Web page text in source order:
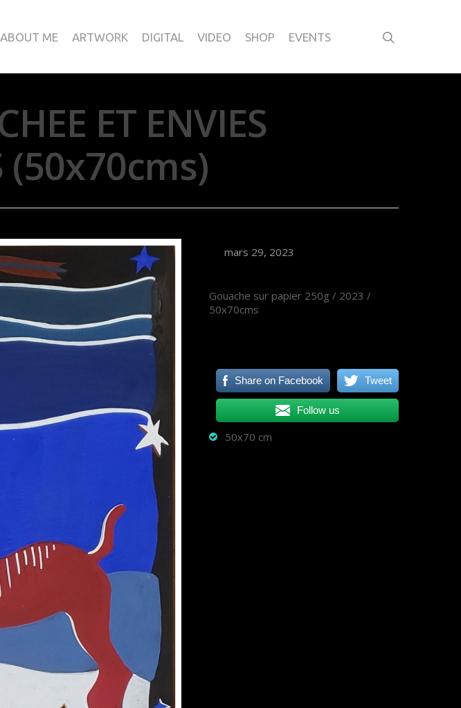
ABOUT ME ARTWORK DIGITAL VIDEO SHOP EVENTS
ET ENVIES
(50x70cms)
mars 29, 2023
Gouache sur papier 250g / 2023 /
50x70cms
Share on Facebook Tweet
Follow us
50x70 cm